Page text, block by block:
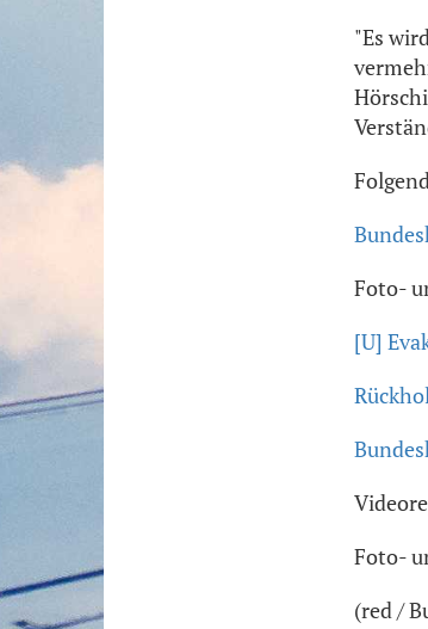
"Es
Foto-
[U]
Foto-
(red /